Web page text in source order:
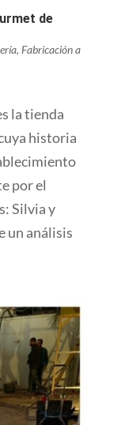
de
, Fabricación a
la tienda
historia
por el
Silvia y
un análisis